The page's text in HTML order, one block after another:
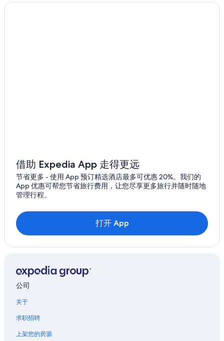
借助 Expedia App 走得更远
节省更多 - 使用 App 预订精选酒店最多可优惠 20%。我们的
App 优惠可帮您节省旅行费用，让您尽享更多旅行并随时随地
管理行程。
打开 App
公司
关于
求职招聘
上架您的房源